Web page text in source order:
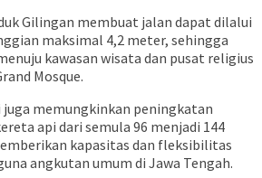
Gilingan membuat jalan dapat dilalui
maksimal 4,2 meter, sehingga
kawasan wisata dan pusat religius
Mosque.
juga memungkinkan peningkatan
api dari semula 96 menjadi 144
kapasitas dan fleksibilitas
angkutan umum di Jawa Tengah.